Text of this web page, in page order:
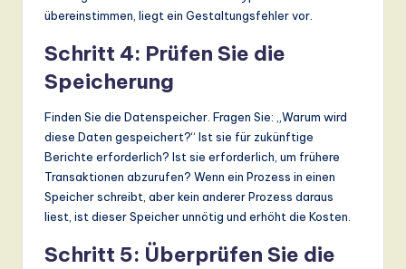
übereinstimmen, liegt ein Gestaltungsfehler vor.
Schritt 4: Prüfen Sie die
Speicherung
Finden Sie die Datenspeicher. Fragen Sie: „Warum wird
diese Daten gespeichert?“ Ist sie für zukünftige
Berichte erforderlich? Ist sie erforderlich, um frühere
Transaktionen abzurufen? Wenn ein Prozess in einen
Speicher schreibt, aber kein anderer Prozess daraus
liest, ist dieser Speicher unnötig und erhöht die Kosten.
Schritt 5: Überprüfen Sie die